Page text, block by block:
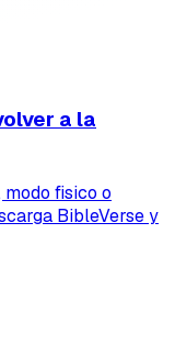
a la
fisico o
BibleVerse y